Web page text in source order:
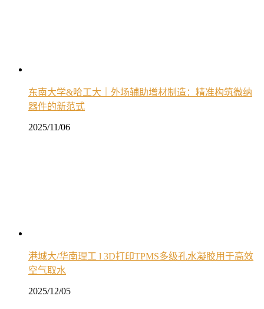
东南大学&哈工大｜外场辅助增材制造：精准构筑微纳
器件的新范式
2025/11/06
港城大/华南理工 l 3D打印TPMS多级孔水凝胶用于高效
空气取水
2025/12/05